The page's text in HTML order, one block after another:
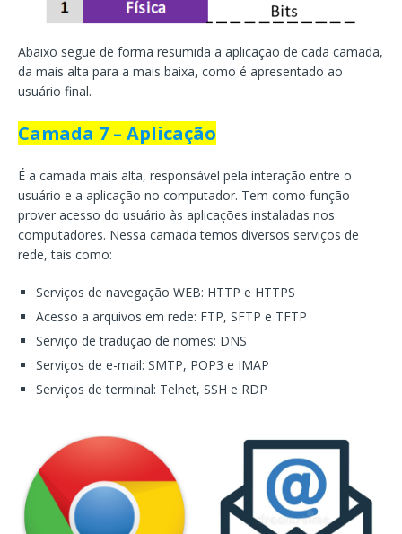
Abaixo segue de forma resumida a aplicação de cada camada,
da mais alta para a mais baixa, como é apresentado ao
usuário final.
Camada 7 – Aplicação
É a camada mais alta, responsável pela interação entre o
usuário e a aplicação no computador. Tem como função
prover acesso do usuário às aplicações instaladas nos
computadores. Nessa camada temos diversos serviços de
rede, tais como:
Serviços de navegação WEB: HTTP e HTTPS
Acesso a arquivos em rede: FTP, SFTP e TFTP
Serviço de tradução de nomes: DNS
Serviços de e-mail: SMTP, POP3 e IMAP
Serviços de terminal: Telnet, SSH e RDP